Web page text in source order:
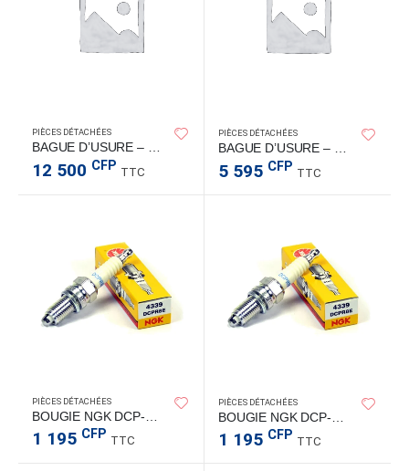
PIÈCES DÉTACHÉES
12 500 CFP TTC
PIÈCES DÉTACHÉES
5 595 CFP TTC
PIÈCES DÉTACHÉES
1 195 CFP TTC
PIÈCES DÉTACHÉES
1 195 CFP TTC